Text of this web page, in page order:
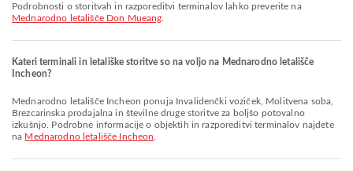
Podrobnosti o storitvah in razporeditvi terminalov lahko preverite na
Mednarodno letališče Don Mueang
Kateri terminali in letališke storitve so na voljo na Mednarodno letališče
Incheon?
Mednarodno letališče Incheon ponuja Invalidenčki voziček, Molitvena soba,
Brezcarinska prodajalna in številne druge storitve za boljšo potovalno
izkušnjo. Podrobne informacije o objektih in razporeditvi terminalov najdete
na Mednarodno letališče Incheon